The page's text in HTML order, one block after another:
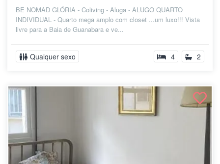
BE NOMAD GLÓRIA - Coliving - Aluga - ALUGO QUARTO
INDIVIDUAL - Quarto mega amplo com closet ...um luxo!!! Vista
livre para a Baia de Guanabara e ve...
Qualquer sexo 4 2